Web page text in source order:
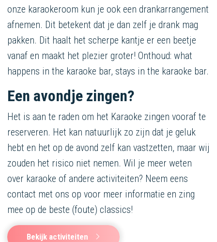
onze karaokeroom kun je ook een drankarrangement
afnemen. Dit betekent dat je dan zelf je drank mag
pakken. Dit haalt het scherpe kantje er een beetje
vanaf en maakt het plezier groter! Onthoud: what
happens in the karaoke bar, stays in the karaoke bar.
Een avondje zingen?
Het is aan te raden om het Karaoke zingen vooraf te
reserveren. Het kan natuurlijk zo zijn dat je geluk
hebt en het op de avond zelf kan vastzetten, maar wij
zouden het risico niet nemen. Wil je meer weten
over karaoke of andere activiteiten? Neem eens
contact met ons op voor meer informatie en zing
mee op de beste (foute) classics!
Bekijk activiteiten